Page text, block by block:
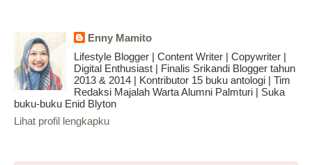
Enny Mamito
Lifestyle Blogger | Content Writer | Copywriter |
Digital Enthusiast | Finalis Srikandi Blogger tahun
2013 & 2014 | Kontributor 15 buku antologi | Tim
Redaksi Majalah Warta Alumni Palmturi | Suka
buku-buku Enid Blyton
Lihat profil lengkapku